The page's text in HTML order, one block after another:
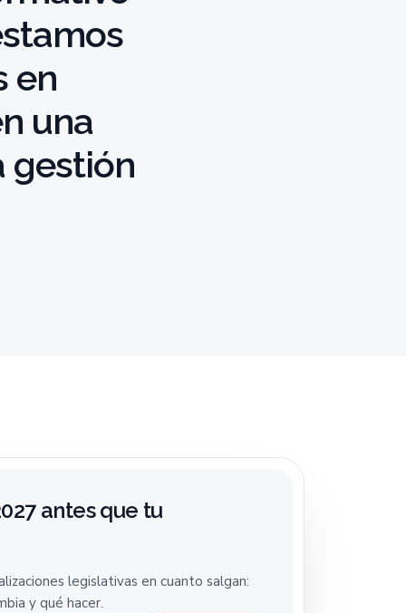
en
una
gestión
antes que tu
legislativas en cuanto salgan:
y qué hacer.